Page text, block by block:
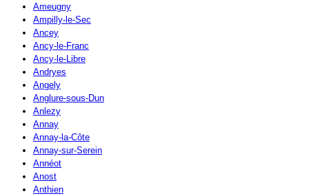
Ameugny
Ampilly-le-Sec
Ancey
Ancy-le-Franc
Ancy-le-Libre
Andryes
Angely
Anglure-sous-Dun
Anlezy
Annay
Annay-la-Côte
Annay-sur-Serein
Annéot
Anost
Anthien